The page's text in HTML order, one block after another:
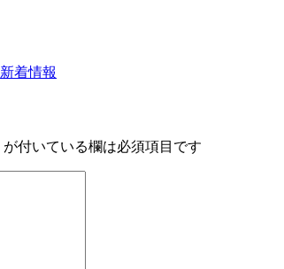
新着情報
が付いている欄は必須項目です